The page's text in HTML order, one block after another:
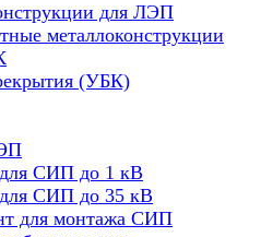
для ЛЭП
металлоконструкции
(УБК)
СИП до 1 кВ
СИП до 35 кВ
для монтажа СИП